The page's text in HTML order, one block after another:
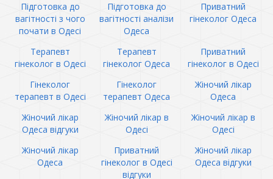
Підготовка до
вагітності з чого
почати в Одесі
Підготовка до
вагітності аналізи
Одеса
Приватний
гінеколог Одеса
Терапевт
гінеколог в Одесі
Терапевт
гінеколог Одеса
Приватний
гінеколог в Одесі
Гінеколог
терапевт в Одесі
Гінеколог
терапевт Одеса
Жіночий лікар
Одеса
Жіночий лікар
Одеса відгуки
Жіночий лікар в
Одесі
Жіночий лікар в
Одесі
Жіночий лікар
Одеса
Приватний
гінеколог в Одесі
відгуки
Жіночий лікар
Одеса відгуки